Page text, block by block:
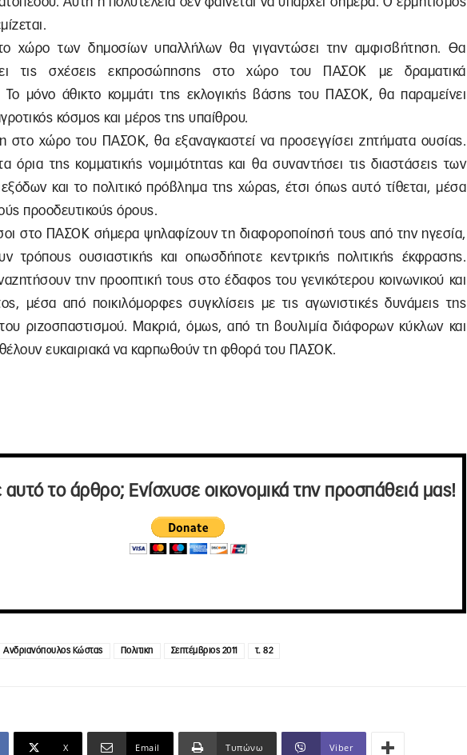
χώρο των δημοσίων υπαλλήλων θα γιγαντώσει την αμφισβήτηση. Θα
τις σχέσεις εκπροσώπησης στο χώρο του ΠΑΣΟΚ με δραματικά
Το μόνο άθικτο κομμάτι της εκλογικής βάσης του ΠΑΣΟΚ, θα παραμείνει
κόσμος και μέρος της υπαίθρου.
στο χώρο του ΠΑΣΟΚ, θα εξαναγκαστεί να προσεγγίσει ζητήματα ουσίας.
όρια της κομματικής νομιμότητας και θα συναντήσει τις διαστάσεις των
και το πολιτικό πρόβλημα της χώρας, έτσι όπως αυτό τίθεται, μέσα
προοδευτικούς όρους.
στο ΠΑΣΟΚ σήμερα ψηλαφίζουν τη διαφοροποίησή τους από την ηγεσία,
τρόπους ουσιαστικής και οπωσδήποτε κεντρικής πολιτικής έκφρασης.
την προοπτική τους στο έδαφος του γενικότερου κοινωνικού και
μέσα από ποικιλόμορφες συγκλίσεις με τις αγωνιστικές δυνάμεις της
του ριζοσπαστισμού. Μακριά, όμως, από τη βουλιμία διάφορων κύκλων και
ευκαιριακά να καρπωθούν τη φθορά του ΠΑΣΟΚ.
το άρθρο; Ενίσχυσε οικονομικά την προσπάθειά μας!
Ανδριανόπουλος Κώστας Πολιτικη Σεπτέμβριος 2011 τ. 82
X Email Τυπώνω Viber